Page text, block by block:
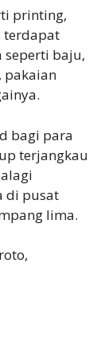
printing,
terdapat
seperti baju,
pakaian
bagi para
terjangkau
di pusat
lima.